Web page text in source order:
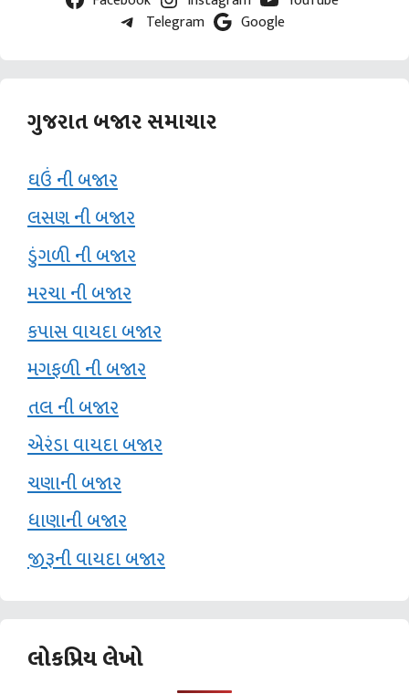
Telegram
Google
ગુજરાત બજાર સમાચાર
ઘઉં ની બજાર
લસણ ની બજાર
ડુંગળી ની બજાર
મરચા ની બજાર
કપાસ વાયદા બજાર
મગફળી ની બજાર
તલ ની બજાર
એરંડા વાયદા બજાર
ચણાની બજાર
ધાણાની બજાર
જીરૂની વાયદા બજાર
લોકપ્રિય લેખો